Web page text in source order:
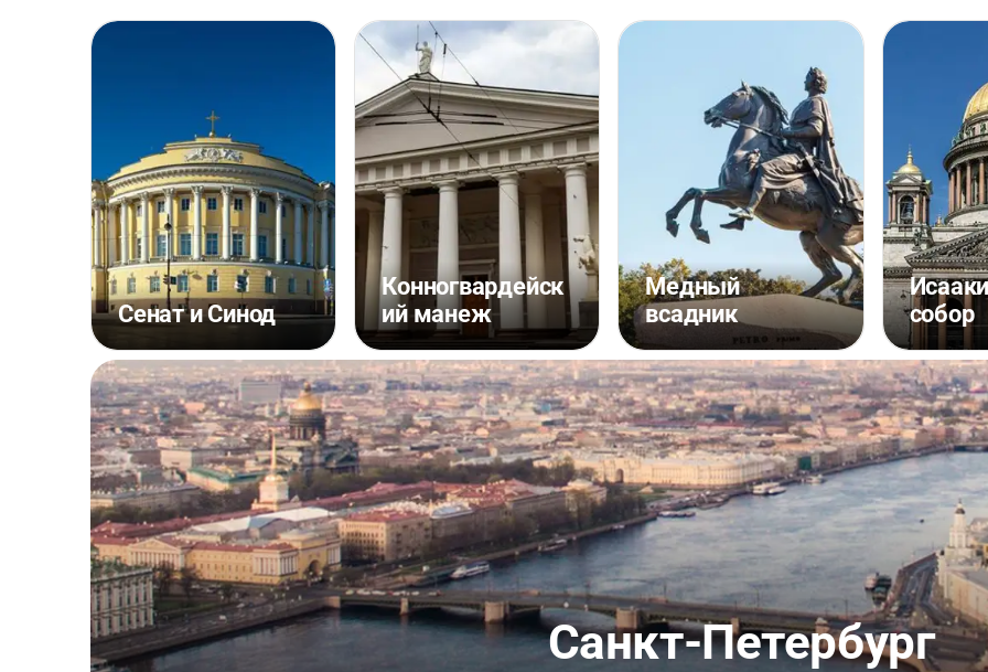
Сенат и Синод
Конногвардейск
ий манеж
Медный
всадник
собор
Санкт-Петербург